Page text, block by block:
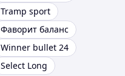
Tramp sport
Фаворит баланс
Winner bullet 24
Select Long